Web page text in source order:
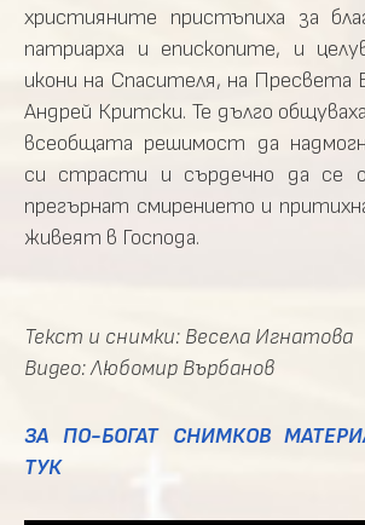
християните пристъпиха за
патриарха и епископите, и
икони на Спасителя, на Пресвета
Андрей Критски. Те дълго
всеобщата решимост да
си страсти и сърдечно да се
прегърнат смирението и
живеят в Господа.
Текст и снимки: Весела Игнатова
Видео: Любомир Върбанов
ЗА ПО-БОГАТ СНИМКОВ
ТУК